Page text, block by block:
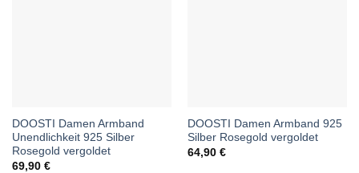
DOOSTI Damen Armband
Unendlichkeit 925 Silber
Rosegold vergoldet
69,90 €
DOOSTI Damen Armband 925
Silber Rosegold vergoldet
64,90 €